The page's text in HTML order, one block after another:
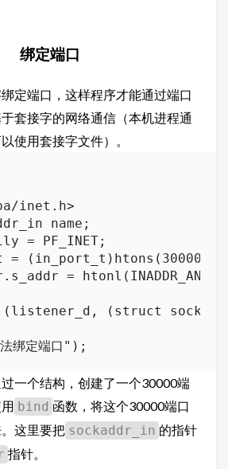
绑定端口
定端口，这样程序才能通过端口
套接字的网络通信（本机进程通
使用套接字文件）。
inet.h>
name;
= PF_INET;
= (in_port_t)htons(30000);
= htonl(INADDR_ANY);
(struct
一个结构，创建了一个30000端
bind 函数，将这个30000端口
这里要把 sockaddr_in 的指针
指针。